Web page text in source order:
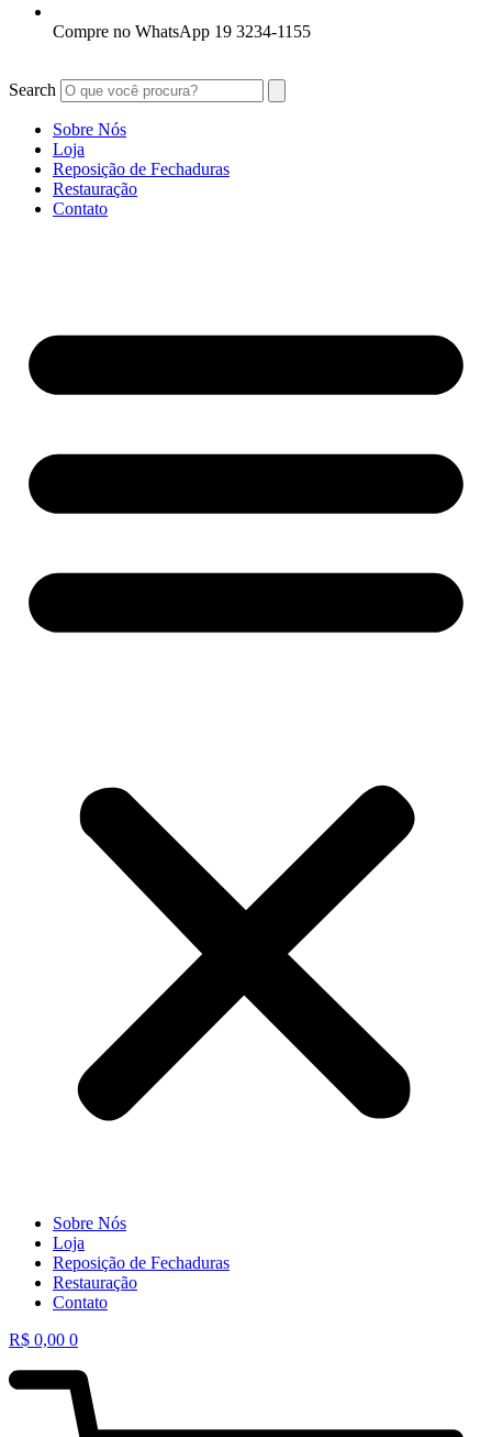
Compre no WhatsApp 19 3234-1155
Search
Sobre Nós
Loja
Reposição de Fechaduras
Restauração
Contato
Sobre Nós
Loja
Reposição de Fechaduras
Restauração
Contato
R$ 0,00 0